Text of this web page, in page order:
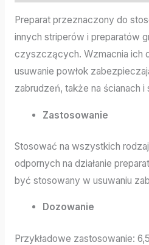
Preparat przeznaczony do
innych striperów i preparatów
czyszczących. Wzmacnia ich
usuwanie powłok
zabrudzeń, także na ścianach i
Zastosowanie
Stosować na wszystkich
odpornych na działanie
być stosowany w usuwaniu
Dozowanie
Przykładowe zastosowanie: